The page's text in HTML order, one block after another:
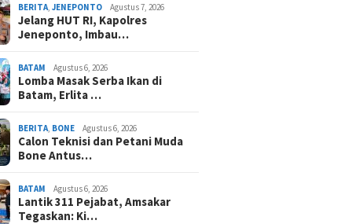
BERITA ,JENEPONTO Agustus 7, 2026
Jelang HUT RI, Kapolres
Jeneponto, Imbau…
BATAM Agustus 6, 2026
Lomba Masak Serba Ikan di
Batam, Erlita …
BERITA BONE Agustus 6, 2026
Calon Teknisi dan Petani Muda
Bone Antus…
BATAM Agustus 6, 2026
Lantik 311 Pejabat, Amsakar
Tegaskan: Ki…